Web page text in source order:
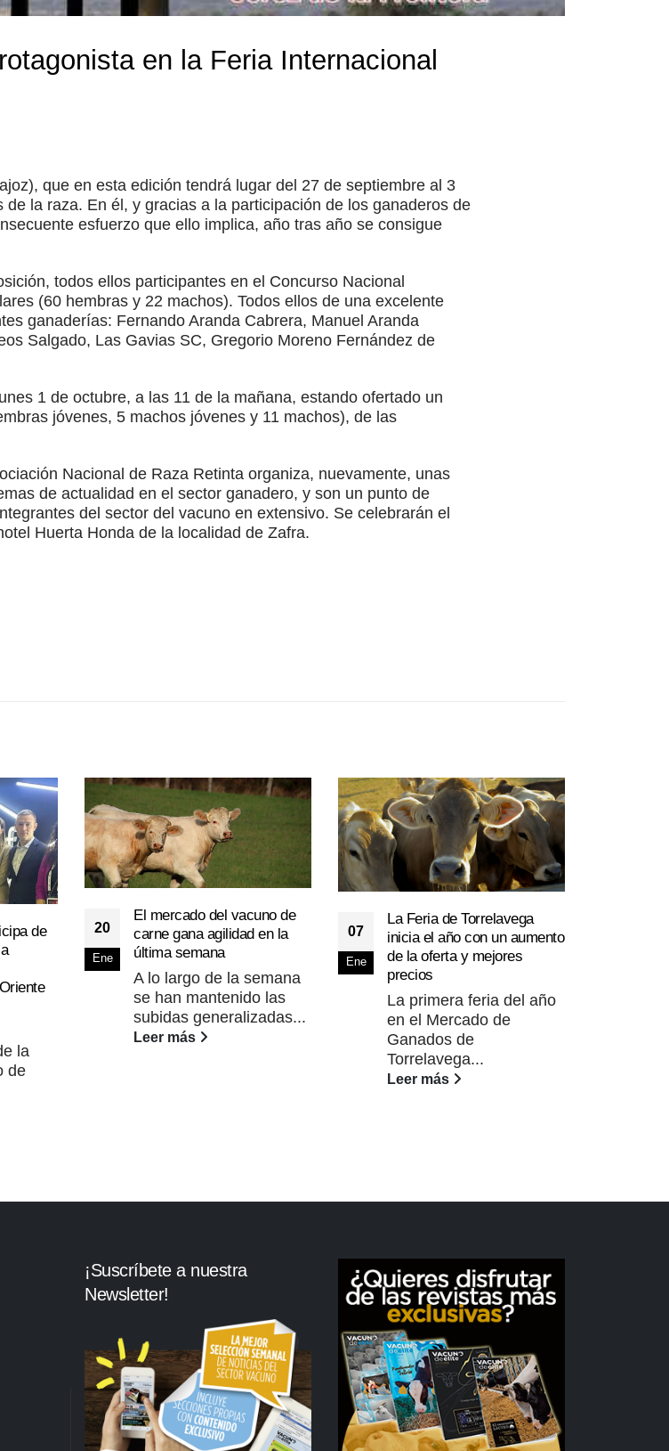
en la Feria Internacional
que en esta edición tendrá lugar del 27 de septiembre al 3
la raza. En él, y gracias a la participación de los ganaderos de
esfuerzo que ello implica, año tras año se consigue
todos ellos participantes en el Concurso Nacional
(60 hembras y 22 machos). Todos ellos de una excelente
ganaderías: Fernando Aranda Cabrera, Manuel Aranda
Salgado, Las Gavias SC, Gregorio Moreno Fernández de
1 de octubre, a las 11 de la mañana, estando ofertado un
jóvenes, 5 machos jóvenes y 11 machos), de las
Nacional de Raza Retinta organiza, nuevamente, unas
de actualidad en el sector ganadero, y son un punto de
del sector del vacuno en extensivo. Se celebrarán el
Huerta Honda de la localidad de Zafra.
de
la
de
20
Ene
El mercado del vacuno de
carne gana agilidad en la
última semana
A lo largo de la semana
se han mantenido las
subidas generalizadas...
Leer más
07
Ene
La Feria de Torrelavega
inicia el año con un aumento
de la oferta y mejores
precios
La primera feria del año
en el Mercado de
Ganados de
Torrelavega...
Leer más
¡Suscríbete a nuestra
Newsletter!